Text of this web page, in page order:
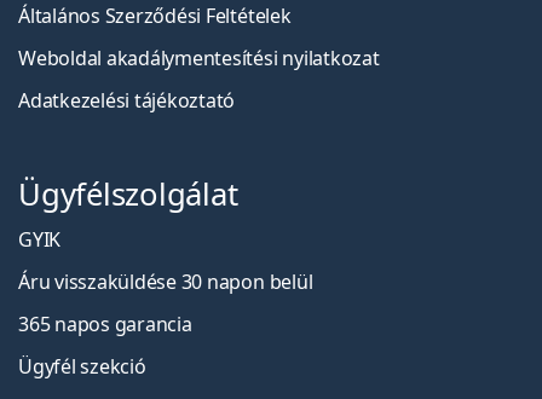
Általános Szerződési Feltételek
Weboldal akadálymentesítési nyilatkozat
Adatkezelési tájékoztató
Ügyfélszolgálat
GYIK
Áru visszaküldése 30 napon belül
365 napos garancia
Ügyfél szekció